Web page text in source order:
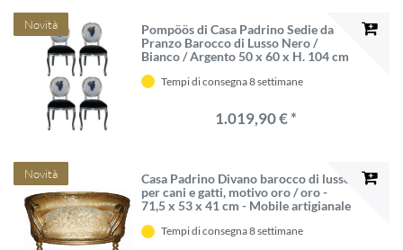
Novità
Pompöös di Casa Padrino Sedie da
Pranzo Barocco di Lusso Nero /
Bianco / Argento 50 x 60 x H. 104 cm
da Harald Glööckler - 4 Sedie da
Tempi di consegna 8 settimane
1.019,90 € *
Novità
Casa Padrino Divano barocco di lusso
per cani e gatti, motivo oro / oro -
71,5 x 53 x 41 cm - Mobile artigianale
Tempi di consegna 8 settimane